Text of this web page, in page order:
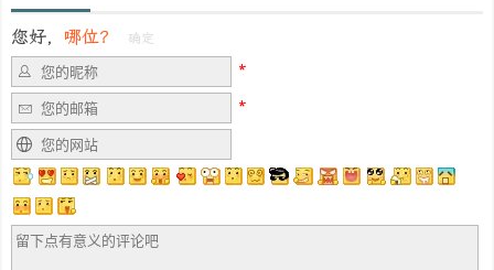
您好， 哪位？ 确定